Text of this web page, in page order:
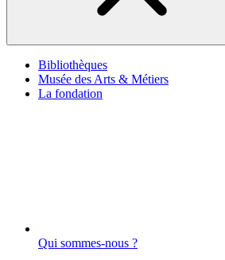
Bibliothèques
Musée des Arts & Métiers
La fondation
Qui sommes-nous ?